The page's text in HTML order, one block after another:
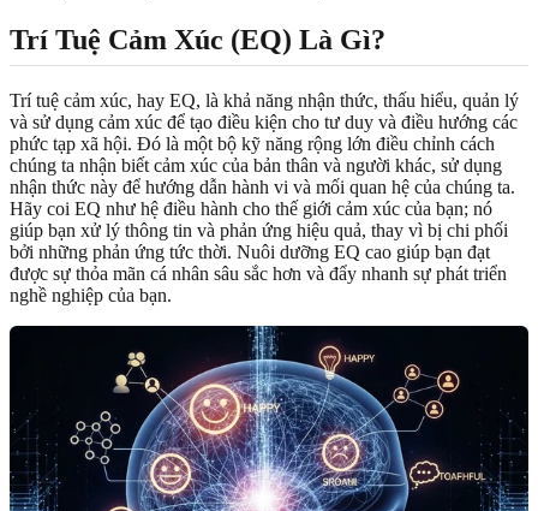
Trí Tuệ Cảm Xúc (EQ) Là Gì?
Trí tuệ cảm xúc, hay EQ, là khả năng nhận thức, thấu hiểu, quản lý
và sử dụng cảm xúc để tạo điều kiện cho tư duy và điều hướng các
phức tạp xã hội. Đó là một bộ kỹ năng rộng lớn điều chỉnh cách
chúng ta nhận biết cảm xúc của bản thân và người khác, sử dụng
nhận thức này để hướng dẫn hành vi và mối quan hệ của chúng ta.
Hãy coi EQ như hệ điều hành cho thế giới cảm xúc của bạn; nó
giúp bạn xử lý thông tin và phản ứng hiệu quả, thay vì bị chi phối
bởi những phản ứng tức thời. Nuôi dưỡng EQ cao giúp bạn đạt
được sự thỏa mãn cá nhân sâu sắc hơn và đẩy nhanh sự phát triển
nghề nghiệp của bạn.